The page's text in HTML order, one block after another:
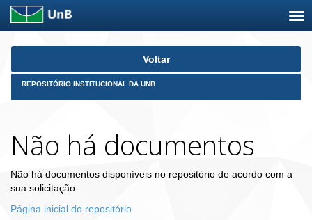
Skip
Voltar
REPOSITÓRIO INSTITUCIONAL DA UNB
Não há documentos
Não há documentos disponíveis no repositório de acordo com a
sua solicitação.
Página inicial do repositório